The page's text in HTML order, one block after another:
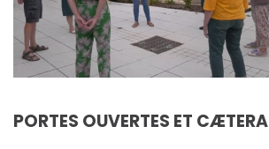
PORTES OUVERTES ET CÆTERA